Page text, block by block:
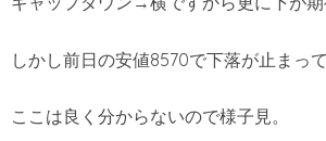
しかし前日の安値8570で下落が止まって
ここは良く分からないので様子見。